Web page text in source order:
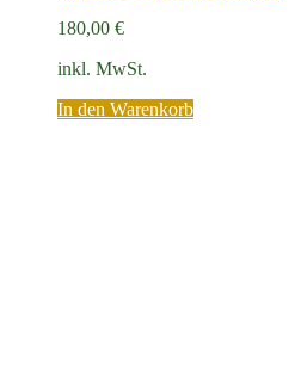
180,00 €
inkl. MwSt.
In den Warenkorb